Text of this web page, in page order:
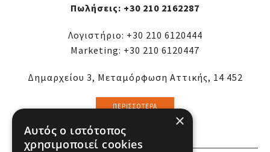
Πωλήσεις: +30 210 2162287
Λογιστήριο: +30 210 6120444
Marketing: +30 210 6120447
Δημαρχείου 3, Μεταμόρφωση Αττικής, 14 452
ΠΕΡΙΣΣΌΤΕΡΑ
×
Αυτός ο ιστότοπος
χρησιμοποιεί cookies